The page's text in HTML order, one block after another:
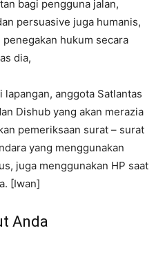
bagi pengguna jalan,
persuasive juga humanis,
hukum secara
dia,
lapangan, anggota Satlantas
Dishub yang akan merazia
pemeriksaan surat – surat
yang menggunakan
juga menggunakan HP saat
[Iwan]
Anda